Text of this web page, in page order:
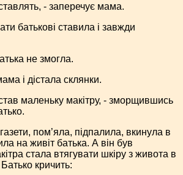
- заперечує мама.
батькові ставила і завжди
не змогла.
і дістала склянки.
маленьку макітру, - зморщившись
пом’яла, підпалила, вкинула в
на живіт батька. А він був
стала втягувати шкіру з живота в
кричить: